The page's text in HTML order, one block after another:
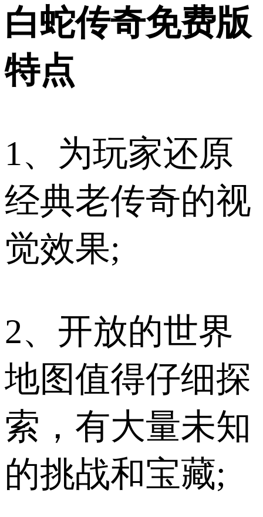
白蛇传奇免费版
特点
1、为玩家还原
经典老传奇的视
觉效果;
2、开放的世界
地图值得仔细探
索，有大量未知
的挑战和宝藏;